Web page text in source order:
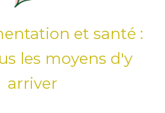
et santé :
les moyens d'y
arriver